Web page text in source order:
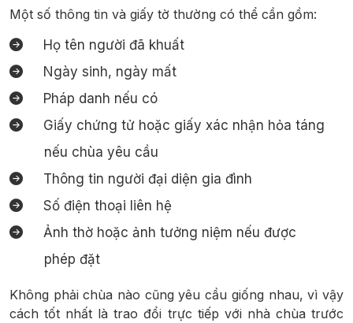
Một số thông tin và giấy tờ thường có thể cần gồm:
Họ tên người đã khuất
Ngày sinh, ngày mất
Pháp danh nếu có
Giấy chứng tử hoặc giấy xác nhận hỏa táng
nếu chùa yêu cầu
Thông tin người đại diện gia đình
Số điện thoại liên hệ
Ảnh thờ hoặc ảnh tưởng niệm nếu được
phép đặt
Không phải chùa nào cũng yêu cầu giống nhau, vì vậy
cách tốt nhất là trao đổi trực tiếp với nhà chùa trước